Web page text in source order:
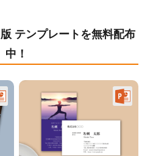
テンプレートを無料配布
中！